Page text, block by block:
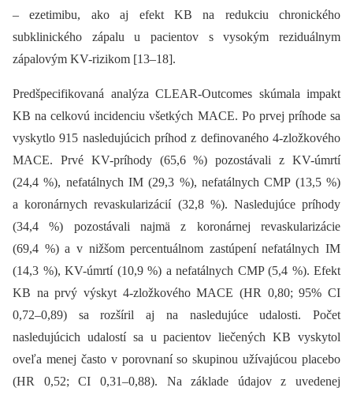
–⁠ ezetimibu, ako aj efekt KB na redukciu chronického
subklinického zápalu u pacientov s vysokým reziduálnym
zápalovým KV-rizikom [13–18].
Predšpecifikovaná analýza CLEAR-Outcomes skúmala impakt
KB na celkovú incidenciu všetkých MACE. Po prvej príhode sa
vyskytlo 915 nasledujúcich príhod z definovaného 4-zložkového
MACE. Prvé KV-príhody (65,6 %) pozostávali z KV-úmrtí
(24,4 %), nefatálnych IM (29,3 %), nefatálnych CMP (13,5 %)
a koronárnych revaskularizácií (32,8 %). Nasledujúce príhody
(34,4 %) pozostávali najmä z koronárnej revaskularizácie
(69,4 %) a v nižšom percentuálnom zastúpení nefatálnych IM
(14,3 %), KV-úmrtí (10,9 %) a nefatálnych CMP (5,4 %). Efekt
KB na prvý výskyt 4-zložkového MACE (HR 0,80; 95% CI
0,72–0,89) sa rozšíril aj na nasledujúce udalosti. Počet
nasledujúcich udalostí sa u pacientov liečených KB vyskytol
oveľa menej často v porovnaní so skupinou užívajúcou placebo
(HR 0,52; CI 0,31–0,88). Na základe údajov z uvedenej